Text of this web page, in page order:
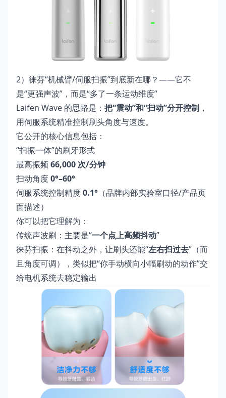
2）徕芬“机械臂/伺服扫振”到底新在哪？——它不
是“更强声波”，而是“多了一条运动维度”
Laifen Wave 的思路是： 把“震动”和“扫动”分开控制 ，
用伺服系统精准控制刷头角度与速度。
它公开的核心信息包括：
“扫振一体”的刷牙形式
最高振频 66,000 次/分钟
扫动角度0°–60°
伺服系统控制精度0.1° （品牌内部实验室口径/产品页
面描述）
你可以把它理解为：
传统声波刷：主要是“一个点上高频抖动”
徕芬扫振：在抖动之外，让刷头还能“左右扫过去”（而
且角度可调），类似把“你手动横向小幅刷动的动作”交
给电机系统去稳定输出